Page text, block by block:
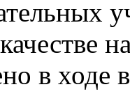
в ходе